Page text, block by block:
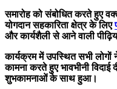
समारोह को संबोधित करते हुए
योगदान सहकारिता क्षेत्र के लिए
और कार्यशैली से आने वाली
कार्यक्रम में उपस्थित सभी
कामना करते हुए भावभीनी
शुभकामनाओं के साथ हुआ।